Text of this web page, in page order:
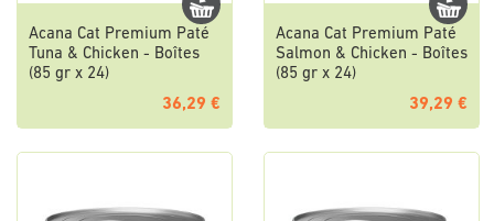
Acana Cat Premium Paté
Tuna & Chicken - Boîtes
(85 gr x 24)
36,29 €
Acana Cat Premium Paté
Salmon & Chicken - Boîtes
(85 gr x 24)
39,29 €